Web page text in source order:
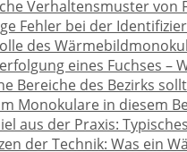
Verhaltensmuster von
Fehler bei der
des
eines Fuchses –
Bereiche des Bezirks
Monokulare in diesem
aus der Praxis:
der Technik: Was ein